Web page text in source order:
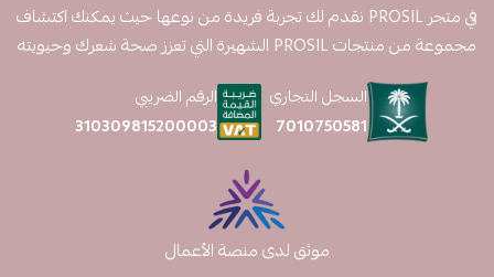
في متجر PROSIL نقدم لك تجربة فريدة من نوعها حيث يمكنك اكتشاف
مجموعة من منتجات PROSIL الشهيرة التي تعزز صحة شعرك وحيويته
السجل التجاري
7010750581
الرقم الضريبي
310309815200003
موثق لدى منصة الأعمال